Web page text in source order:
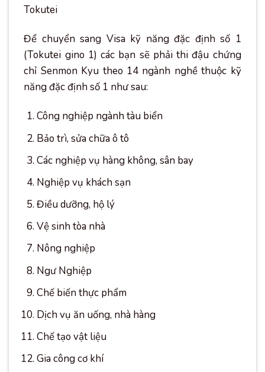
Để chuyển sang Visa kỹ năng đặc định số 1
(Tokutei gino 1) các bạn sẽ phải thi đậu chứng
chỉ Senmon Kyu theo 14 ngành nghề thuộc kỹ
năng đặc định số 1 như sau:
Công nghiệp ngành tàu biển
Bảo trì, sửa chữa ô tô
Các nghiệp vụ hàng không, sân bay
Nghiệp vụ khách sạn
Điều dưỡng, hộ lý
Vệ sinh tòa nhà
Nông nghiệp
Ngư Nghiệp
Chế biến thực phẩm
Dịch vụ ăn uống, nhà hàng
Chế tạo vật liệu
Gia công cơ khí